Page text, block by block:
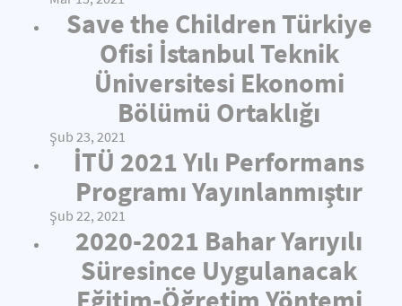
Save the Children Türkiye
Ofisi İstanbul Teknik
Üniversitesi Ekonomi
Bölümü Ortaklığı
Şub 23, 2021
İTÜ 2021 Yılı Performans
Programı Yayınlanmıştır
Şub 22, 2021
2020-2021 Bahar Yarıyılı
Süresince Uygulanacak